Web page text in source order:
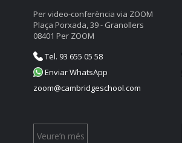
Per video-conferència via ZOOM
Plaça Porxada, 39 - Granollers
08401 Per ZOOM
Tel. 93 655 05 58
Enviar WhatsApp
zoom@cambridgeschool.com
Veure’n més